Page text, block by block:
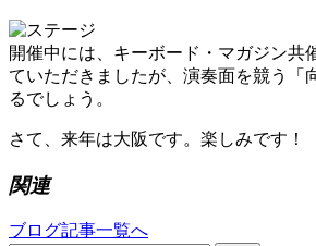
開催中には、キーボード・マガジン
ていただきましたが、演奏面を競う「
るでしょう。
さて、来年は大阪です。楽しみです！
関連
ブログ記事一覧へ